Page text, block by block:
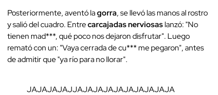
Posteriormente, aventó lagorra, se llevó las manos al rostro
y salió del cuadro. Entrecarcajadas nerviosaslanzó: "No
tienen mad***, qué poco nos dejaron disfrutar". Luego
remató con un: "Vaya cerrada de cu*** me pegaron", antes
de admitir que "ya río para no llorar".
JAJAJAJAJJAJAJAJAJAJAJAJAJAJA